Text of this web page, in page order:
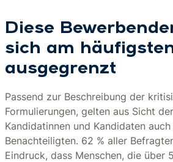
Diese
sich am
ausgegrenzt
Passend zur Beschreibung der
Formulierungen, gelten aus Sicht
Kandidatinnen und Kandidaten
Benachteiligten. 62 % aller
Eindruck, dass Menschen, die über